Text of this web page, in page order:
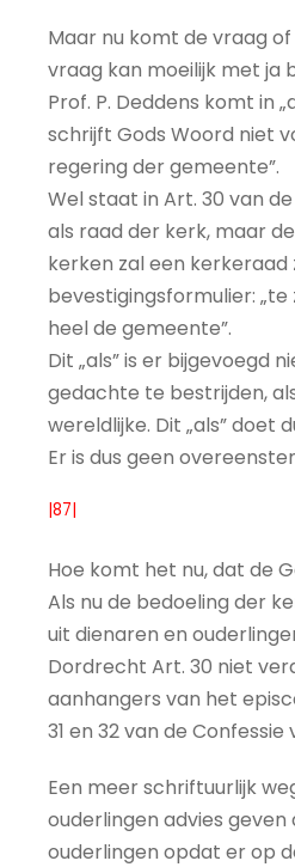
Maar nu komt de vraag
vraag kan moeilijk met ja
Prof. P. Deddens komt in
schrijft Gods Woord niet
regering der gemeente”.
Wel staat in Art. 30 van
als raad der kerk, maar
kerken zal een kerkeraad
bevestigingsformulier:
heel de gemeente”.
Dit „als” is er
gedachte te bestrijden,
wereldlijke. Dit „als”
Er is dus geen
|87|
Hoe komt het nu, dat de
Als nu de bedoeling der
uit dienaren en
Dordrecht Art. 30 niet
aanhangers van het
31 en 32 van de
Een meer schriftuurlijk
ouderlingen advies
ouderlingen opdat er op